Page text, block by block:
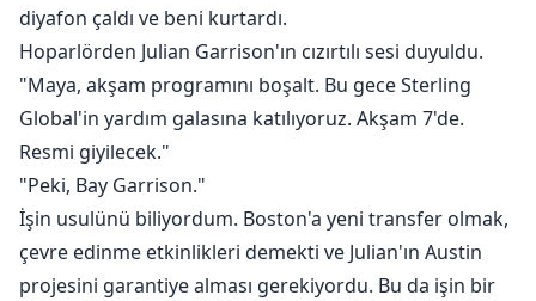
diyafon çaldı ve beni kurtardı.
Hoparlörden Julian Garrison'ın cızırtılı sesi duyuldu.
"Maya, akşam programını boşalt. Bu gece Sterling
Global'in yardım galasına katılıyoruz. Akşam 7'de.
Resmi giyilecek."
"Peki, Bay Garrison."
İşin usulünü biliyordum. Boston'a yeni transfer olmak,
çevre edinme etkinlikleri demekti ve Julian'ın Austin
projesini garantiye alması gerekiyordu. Bu da işin bir